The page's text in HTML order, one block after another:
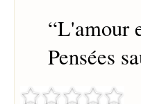
“L'amour
Pensées